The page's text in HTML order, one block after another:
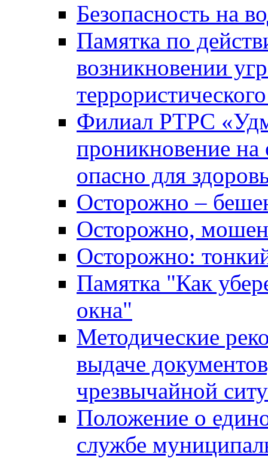
Безопасность на
Памятка по
возникновении
Филиал РТРС
проникновение на
опасно для
Осторожно –
Осторожно,
Осторожно:
Памятка "Как
окна"
Методические
выдаче
чрезвычайной
Положение о
службе